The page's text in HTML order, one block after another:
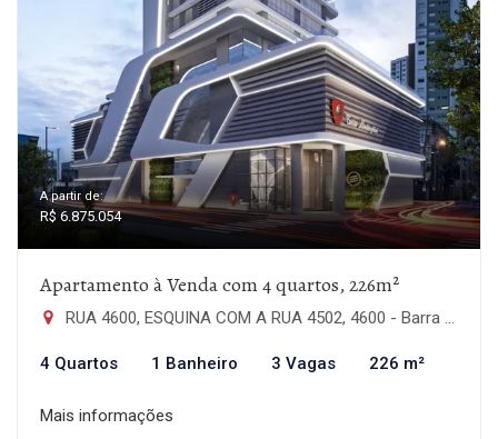
A partir de:
R$ 6.875.054
Apartamento à Venda com 4 quartos, 226m²
RUA 4600, ESQUINA COM A RUA 4502, 4600 - Barra Sul, Balneário Camboriú-SC
4 Quartos 1 Banheiro 3 Vagas 226 m²
Mais informações